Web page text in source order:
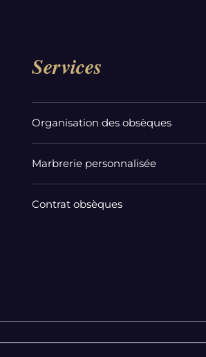
Services
Organisation des obsèques
Marbrerie personnalisée
Contrat obsèques